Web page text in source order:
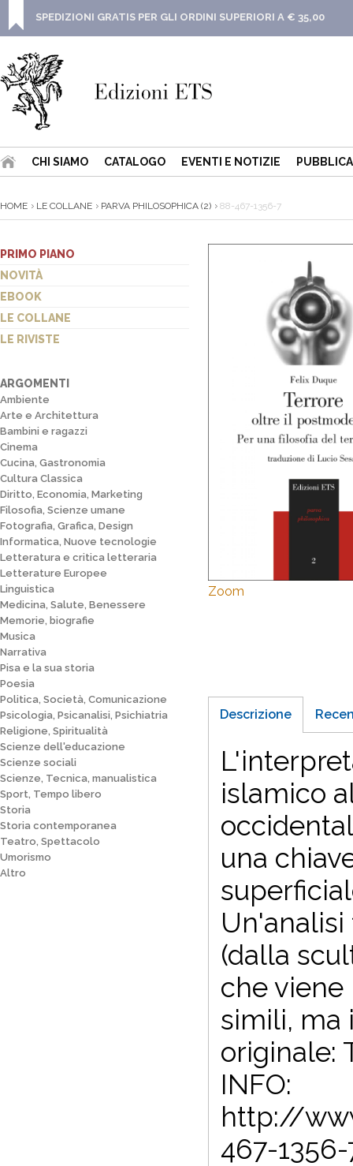
SPEDIZIONI GRATIS PER GLI ORDINI SUPERIORI A € 35,00
CHI SIAMO CATALOGO EVENTI E NOTIZIE
HOME LE COLLANE PARVA PHILOSOPHICA (2) 88-467-1356-7
PRIMO PIANO
NOVITÀ
EBOOK
LE COLLANE
LE RIVISTE
ARGOMENTI
Ambiente
Arte e Architettura
Bambini e ragazzi
Cinema
Cucina, Gastronomia
Cultura Classica
Diritto, Economia, Marketing
Filosofia, Scienze umane
Fotografia, Grafica, Design
Informatica, Nuove tecnologie
Letteratura e critica letteraria
Letterature Europee
Linguistica
Medicina, Salute, Benessere
Memorie, biografie
Musica
Narrativa
Pisa e la sua storia
Poesia
Politica, Società, Comunicazione
Psicologia, Psicanalisi, Psichiatria
Religione, Spiritualità
Scienze dell'educazione
Scienze sociali
Scienze, Tecnica, manualistica
Sport, Tempo libero
Storia
Storia contemporanea
Teatro, Spettacolo
Umorismo
Altro
Zoom
Descrizione
islamico
una
(dalla
che
simili, ma
originale:
INFO:
http://
467-